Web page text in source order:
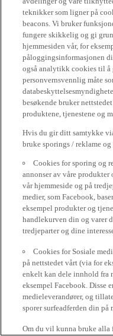
teknikker som ligner på
beacons. Vi bruker
fungere skikkelig og gi
hjemmesiden vår, for
påloggingsinformasjonen
også analytikk cookies til å
personvernsvennlig måte
besøkende bruker
produktene, tjenestene og
Hvis du gir ditt samtykke
bruke sporings / reklame og
Cookies for sporing og
annonser av våre produkter
vår hjemmeside og på
medier, som Facebook,
eksempel produkter og
handlekurven din og varer
tredjeparter og dine
Cookies for Sosiale
på nettstedet vårt (via for
enkelt kan dele innhold fra
eksempel Facebook. Disse
medieleverandører, og
sporer surfeadferden din
Om du vil kunna bruke alla